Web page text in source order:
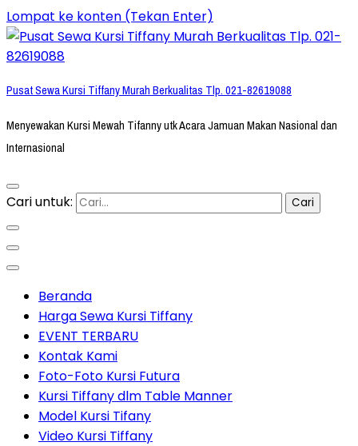
Lompat ke konten (Tekan Enter)
Pusat Sewa Kursi Tiffany Murah Berkualitas Tlp. 021-82619088
Menyewakan Kursi Mewah Tifanny utk Acara Jamuan Makan Nasional dan
Internasional
Cari untuk:
Beranda
Harga Sewa Kursi Tiffany
EVENT TERBARU
Kontak Kami
Foto-Foto Kursi Futura
Kursi Tiffany dlm Table Manner
Model Kursi Tifany
Video Kursi Tiffany